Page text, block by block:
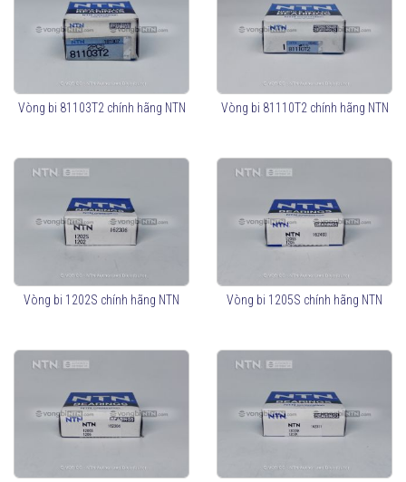
Vòng bi 81103T2 chính hãng NTN Vòng bi 81110T2 chính hãng NTN
Vòng bi 1202S chính hãng NTN Vòng bi 1205S chính hãng NTN